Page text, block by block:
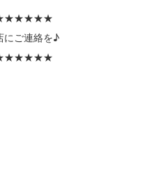
にご連絡を♪